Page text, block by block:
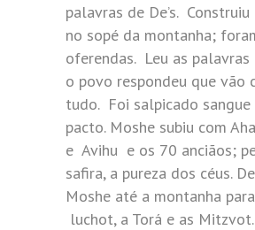
palavras de De’s.
no sopé da montanha;
oferendas. Leu as
o povo respondeu que vão
tudo. Foi salpicado sangue
pacto. Moshe subiu com
e Avihu e os 70 anciãos;
safira, a pureza dos céus.
Moshe até a montanha
luchot, a Torá e as